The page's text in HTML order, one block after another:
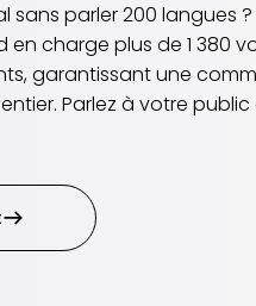
parler 200 langues
charge plus de 1 380
garantissant une
Parlez à votre